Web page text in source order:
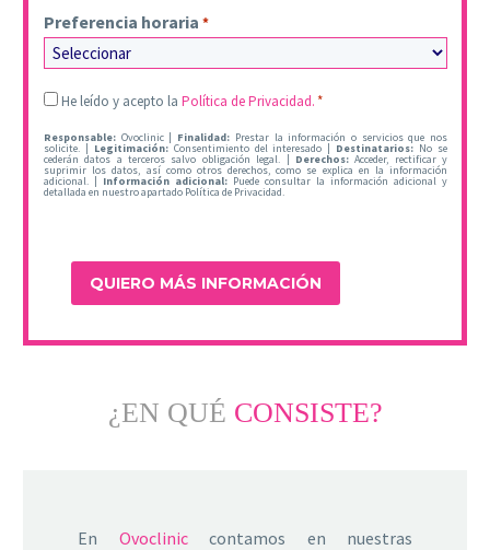
Preferencia horaria *
Legal
He leído y acepto la Política de Privacidad.*
Responsable: Ovoclinic | Finalidad: Prestar la información o servicios que nos
solicite. | Legitimación:Consentimiento del interesado | Destinatarios: No se
cederán datos a terceros salvo obligación legal. | Derechos:Acceder, rectificar y
suprimir los datos, así como otros derechos, como se explica en la información
adicional. | Información adicional: Puede consultar la información adicional y
detallada en nuestro apartado Política de Privacidad.
¿EN QUÉ CONSISTE?
En Ovocliniccontamos en nuestras